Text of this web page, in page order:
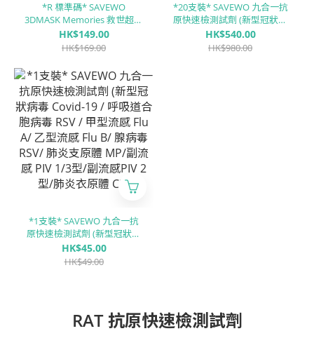
*R 標準碼* SAVEWO
3DMASK Memories 救世超立
體口罩 暮色 (一盒三款共 30
個, 每款 10 個獨立包裝)
HK$149.00
HK$169.00
*20支裝* SAVEWO 九合一抗
原快速檢測試劑 (新型冠狀病
毒 Covid-19 / 呼吸道合胞病
毒 RSV / 甲型流感 Flu A/ ⼄型
HK$540.00
HK$980.00
*1支裝* SAVEWO 九合一抗
原快速檢測試劑 (新型冠狀病
毒 Covid-19 / 呼吸道合胞病
毒 RSV / 甲型流感 Flu A/ ⼄型
HK$45.00
HK$49.00
RAT 抗原快速檢測試劑